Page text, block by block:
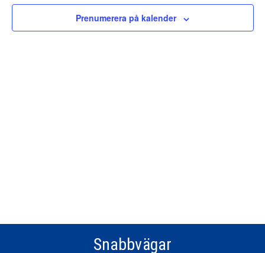
Prenumerera på kalender
Snabbvägar